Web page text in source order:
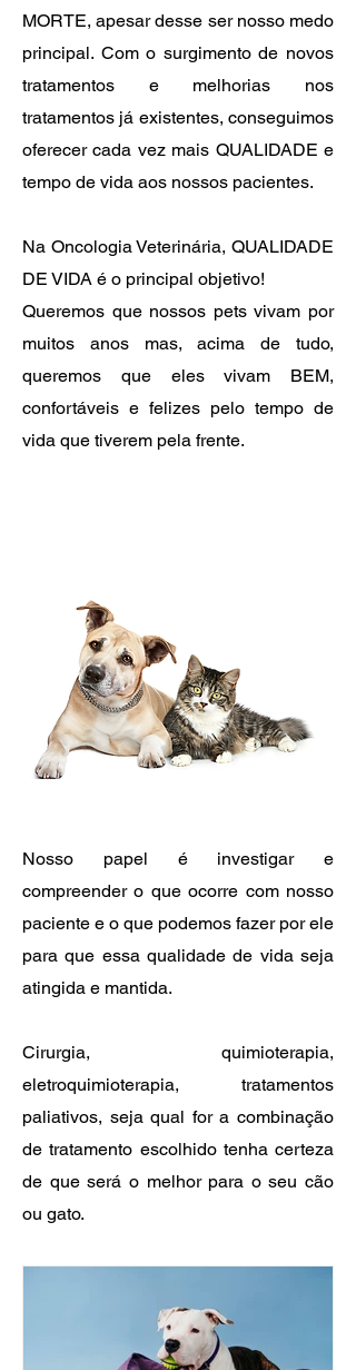
MORTE, apesar desse ser nosso medo
principal. Com o surgimento de novos
tratamentos e melhorias nos
tratamentos já existentes, conseguimos
oferecer cada vez mais QUALIDADE e
tempo de vida aos nossos pacientes.
Na Oncologia Veterinária, QUALIDADE
DE VIDA é o principal objetivo!
Queremos que nossos pets vivam por
muitos anos mas, acima de tudo,
queremos que eles vivam BEM,
confortáveis e felizes pelo tempo de
vida que tiverem pela frente.
Nosso papel é investigar e
compreender o que ocorre com nosso
paciente e o que podemos fazer por ele
para que essa qualidade de vida seja
atingida e mantida.
Cirurgia, quimioterapia,
eletroquimioterapia, tratamentos
paliativos, seja qual for a combinação
de tratamento escolhido tenha certeza
de que será o melhor para o seu cão
ou gato.